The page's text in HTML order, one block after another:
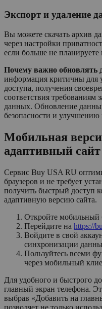
Экспорт и удаление
Вы можете скачать архив
через настройки
если больше не планируете
Почему важно обновлять
информация критичны для
доступа, получения
соответствия требованиям
данных. Обновление
безопасности и улучшению
Мобильная
адаптивный
Сервис Buy USA RU
браузеров и не требует
получить быстрый доступ
адаптивную версию сайта.
Откройте мобильный
Перейдите на https://
Войдите в свой
синхронизации
Пользуйтесь всеми
через мобильный
Для удобного и быстрого
главный экран телефона.
выбрав «Добавить на
позволяет не только